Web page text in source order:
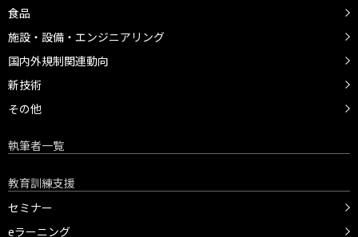
食品
施設・設備・エンジニアリング
国内外規制関連動向
新技術
その他
執筆者一覧
教育訓練支援
セミナー
eラーニング